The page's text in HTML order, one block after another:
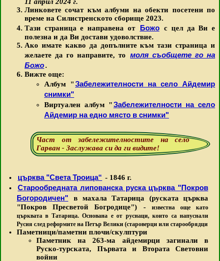
Линковете сочат към албуми на обекти посетени по
време на Силистренското сборище 2023.
Тази страница е направена от
Божо с цел да Ви е
полезна и да Ви достави удоволствие.
Ако имате какво да допълните към тази страница и
желаете да го направите, то
моля съобщете го на
Божо.
Вижте още:
Aлбум "Забележителности на село Айдемир
снимки"
Виртуален албум "Забележителности на село
Айдемир на едно място в снимки"
Част от забележителностите на село
Гарван - Заслужава си да ги видите!
църква "Света Троица“ - 1846 г.
Старообредната липованска руска църква "Покров
Богородичен"
в махала Татарица (руската църква
"Покров Пресветой Богродице") - известна още като
църквата в Татарица. Основана е от руснаци, които са напуснали
Русия след реформите на Петър Велики (староверци или старообрядци
Паметници/паметни плочи/скулптури
Паметник на 263-ма айдемирци загинали в
Руско-турската, Първата и Втората Световни
войни